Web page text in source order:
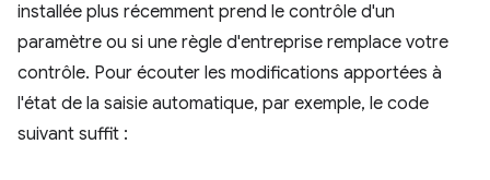
installée plus récemment prend le contrôle d'un
paramètre ou si une règle d'entreprise remplace votre
contrôle. Pour écouter les modifications apportées à
l'état de la saisie automatique, par exemple, le code
suivant suffit :